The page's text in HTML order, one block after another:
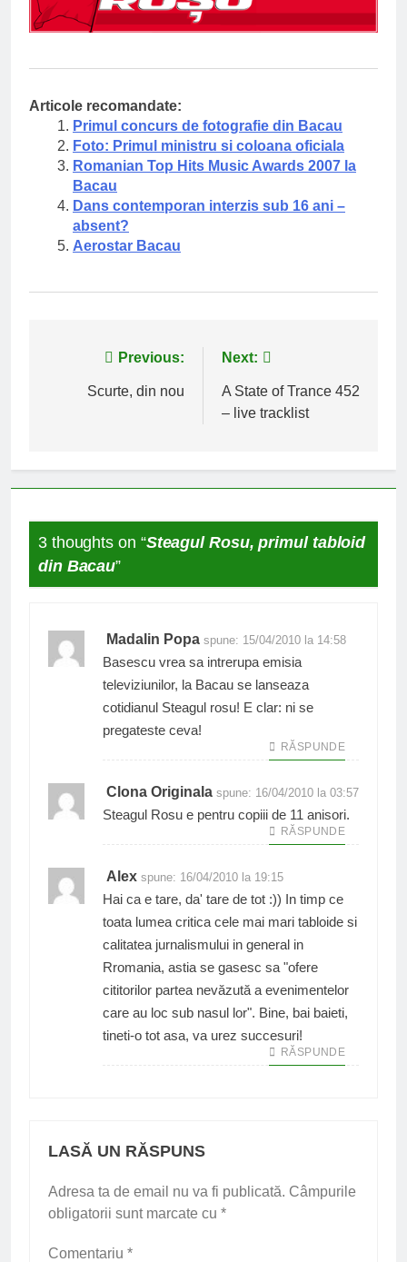
Articole recomandate:
Primul concurs de fotografie din Bacau
Foto: Primul ministru si coloana oficiala
Romanian Top Hits Music Awards 2007 la
Bacau
Dans contemporan interzis sub 16 ani –
absent?
Aerostar Bacau
NavigarePrevious:
Scurte, din nou
Next:
A State of Trance 452
– live tracklist
3 thoughts on “Steagul Rosu, primul tabloid
din Bacau”
Madalin Popa spune: 15/04/2010 la 14:58
Basescu vrea sa intrerupa emisia
televiziunilor, la Bacau se lanseaza
cotidianul Steagul rosu! E clar: ni se
pregateste ceva!
RĂSPUNDE
Clona Originala spune: 16/04/2010 la 03:57
Steagul Rosu e pentru copiii de 11 anisori.
RĂSPUNDE
Alex spune: 16/04/2010 la 19:15
Hai ca e tare, da' tare de tot :)) In timp ce
toata lumea critica cele mai mari tabloide si
calitatea jurnalismului in general in
Rromania, astia se gasesc sa "ofere
cititorilor partea nevăzută a evenimentelor
care au loc sub nasul lor". Bine, bai baieti,
tineti-o tot asa, va urez succesuri!
RĂSPUNDE
LASĂ UN RĂSPUNS
Adresa ta de email nu va fi publicată. Câmpurile
obligatorii sunt marcate cu *
Comentariu *